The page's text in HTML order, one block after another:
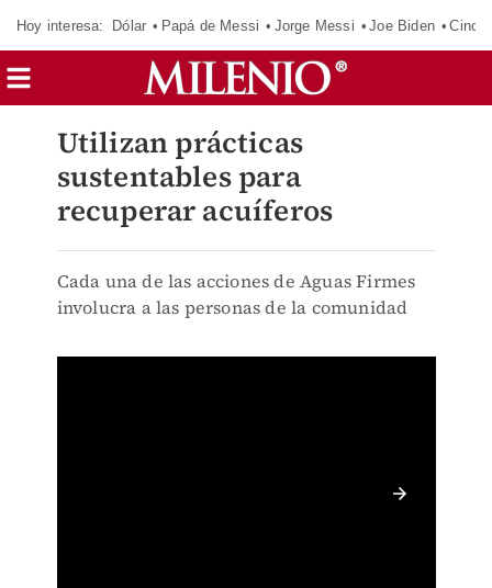
Hoy interesa: Dólar Papá de Messi Jorge Messi Joe Biden
Utilizan prácticas
sustentables para
recuperar acuíferos
Cada una de las acciones de Aguas Firmes
involucra a las personas de la comunidad